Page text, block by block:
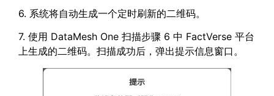
6. 系统将自动生成一个定时刷新的二维码。
7. 使用 DataMesh One 扫描步骤 6 中 FactVerse 平台
上生成的二维码。扫描成功后，弹出提示信息窗口。